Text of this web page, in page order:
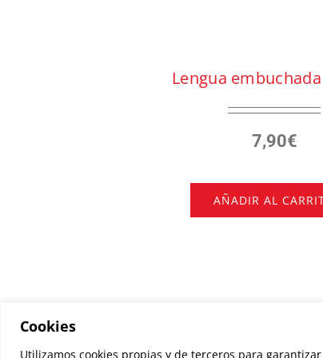
Cookies
Utilizamos cookies propias y de terceros para
Lengua
7,90€
AÑADIR AL
©